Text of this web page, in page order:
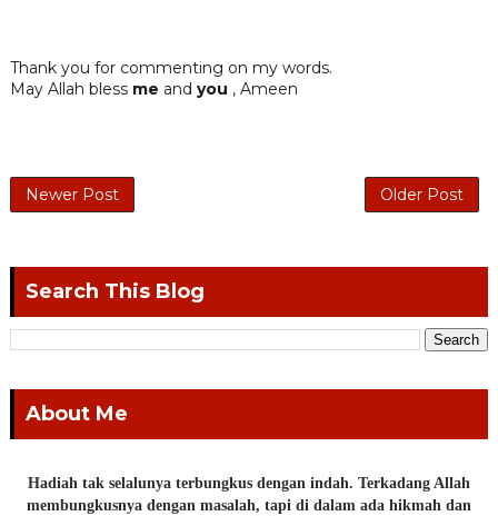
Thank you for commenting on my words.
May Allah bless me and you , Ameen
Newer Post Older Post
Search This Blog
About Me
Hadiah tak selalunya terbungkus dengan indah. Terkadang Allah
membungkusnya dengan masalah, tapi di dalam ada hikmah dan